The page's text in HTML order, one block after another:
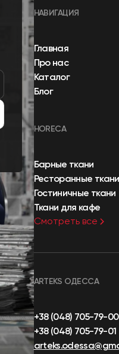
НАВИГАЦИЯ
Главная
Про нас
Каталог
Блог
HORECA
Барные ткани
Ресторанные ткани
Гостиничные ткани
Ткани для кафе
Смотреть все
ARTEKS ОДЕССА
+38 (048) 705-79-00
+38 (048) 705-79-01